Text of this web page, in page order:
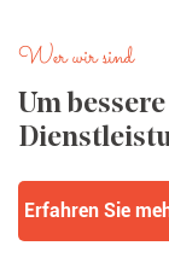
Wer wir sind
Um
Erfahren Sie